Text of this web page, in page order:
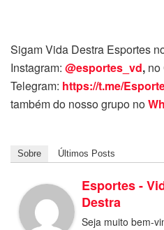
Sigam Vida Destra Esportes
Instagram: @esportes_vd, no
Telegram: https://t.me/
também do nosso grupo no
Sobre Últimos Posts
Esportes -
Destra
Seja muito bem-